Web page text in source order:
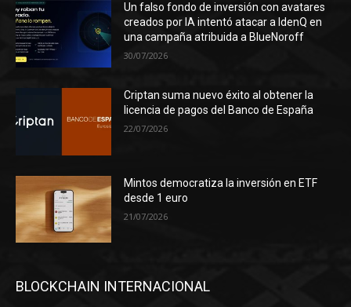
Un falso fondo de inversión con avatares
creados por IA intentó atacar a IdenQ en
una campaña atribuida a BlueNoroff
30/07/2026
Criptan suma nuevo éxito al obtener la
licencia de pagos del Banco de España
22/07/2026
Mintos democratiza la inversión en ETF
desde 1 euro
21/07/2026
BLOCKCHAIN INTERNACIONAL